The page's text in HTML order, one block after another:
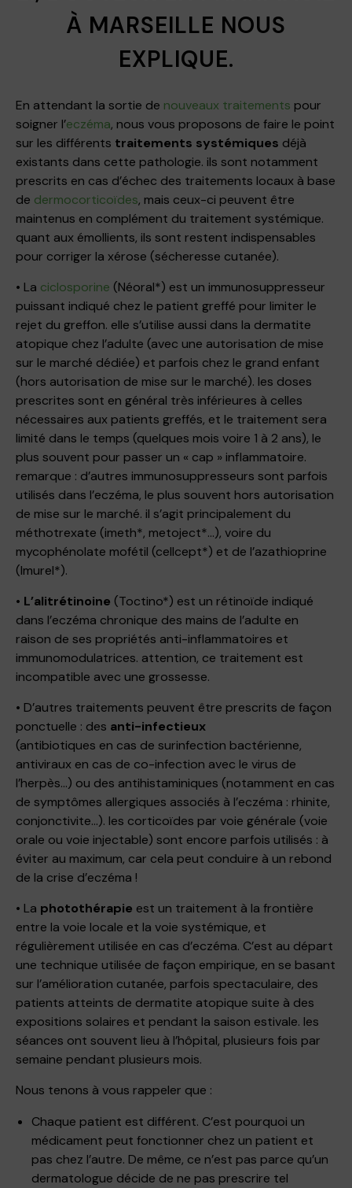
À MARSEILLE NOUS
EXPLIQUE.
En attendant la sortie de nouveaux traitements pour
soigner l’eczéma, nous vous proposons de faire le point
sur les différents traitements systémiques déjà
existants dans cette pathologie. ils sont notamment
prescrits en cas d’échec des traitements locaux à base
de dermocorticoïdes, mais ceux-ci peuvent être
maintenus en complément du traitement systémique.
quant aux émollients, ils sont restent indispensables
pour corriger la xérose (sécheresse cutanée).
• La ciclosporine (Néoral*) est un immunosuppresseur
puissant indiqué chez le patient greffé pour limiter le
rejet du greffon. elle s’utilise aussi dans la dermatite
atopique chez l’adulte (avec une autorisation de mise
sur le marché dédiée) et parfois chez le grand enfant
(hors autorisation de mise sur le marché). les doses
prescrites sont en général très inférieures à celles
nécessaires aux patients greffés, et le traitement sera
limité dans le temps (quelques mois voire 1 à 2 ans), le
plus souvent pour passer un « cap » inflammatoire.
remarque : d’autres immunosuppresseurs sont parfois
utilisés dans l’eczéma, le plus souvent hors autorisation
de mise sur le marché. il s’agit principalement du
méthotrexate (imeth*, metoject*…), voire du
mycophénolate mofétil (cellcept*) et de l’azathioprine
(Imurel*).
• L’alitrétinoine (Toctino*) est un rétinoïde indiqué
dans l’eczéma chronique des mains de l’adulte en
raison de ses propriétés anti-inflammatoires et
immunomodulatrices. attention, ce traitement est
incompatible avec une grossesse.
• D’autres traitements peuvent être prescrits de façon
ponctuelle : des anti-infectieux
(antibiotiques en cas de surinfection bactérienne,
antiviraux en cas de co-infection avec le virus de
l’herpès…) ou des antihistaminiques (notamment en cas
de symptômes allergiques associés à l’eczéma : rhinite,
conjonctivite…). les corticoïdes par voie générale (voie
orale ou voie injectable) sont encore parfois utilisés : à
éviter au maximum, car cela peut conduire à un rebond
de la crise d’eczéma !
• La photothérapie est un traitement à la frontière
entre la voie locale et la voie systémique, et
régulièrement utilisée en cas d’eczéma. C’est au départ
une technique utilisée de façon empirique, en se basant
sur l’amélioration cutanée, parfois spectaculaire, des
patients atteints de dermatite atopique suite à des
expositions solaires et pendant la saison estivale. les
séances ont souvent lieu à l’hôpital, plusieurs fois par
semaine pendant plusieurs mois.
Nous tenons à vous rappeler que :
Chaque patient est différent. C’est pourquoi un
médicament peut fonctionner chez un patient et
pas chez l’autre. De même, ce n’est pas parce qu’un
dermatologue décide de ne pas prescrire tel